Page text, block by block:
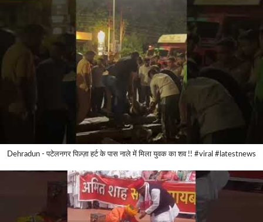
Dehradun - पटेलनगर पिज़्ज़ा हर्ट के पास नाले में मिला युवक का शव !! #viral #latestnews